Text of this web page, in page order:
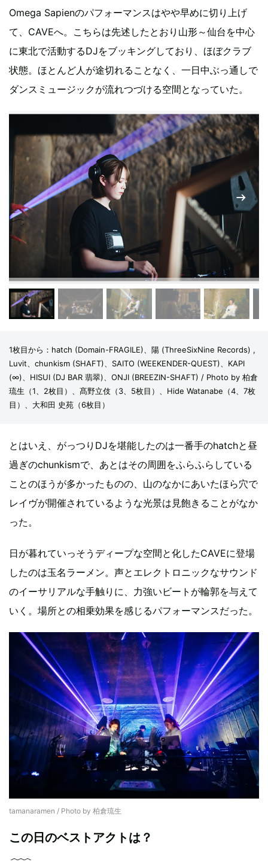
Omega Sapienのパフォーマンスはやや早めに切り上げ
て、CAVEへ。こちらは先述したとおり山形～仙台を中心
に東北で活動するDJをブッキングしており、ほぼクラブ
状態。ほとんど人が途切れることなく、一日中ぶっ通しで
ダンスミュージックが流れつづける空間となっていた。
1枚目から：hatch (Domain-FRAGILE)、陽 (ThreeSixNine Records) ,
Luvit、chunkism (SHAFT)、SAITO (WEEKENDER-QUEST)、KAPI
(∞)、HISUI (DJ BAR 翡翠)、ONJI (BREEZIN-SHAFT) / Photo by 柏倉
琉生（1、2枚目）、髙野立伎（3、5枚目）、Hide Watanabe（4、7枚
目）、大和田 史苑（6枚目）
とはいえ、がっつりDJを堪能したのは一番手のhatchと昼
過ぎのchunkismで、あとはその周囲をふらふらしている
ことのほうが多かったものの、山のなかにあいたほら穴で
レイヴが開催されているような光景は見飽きることがなか
った。
日が暮れていっそうディープな空間と化したCAVEに登場
したのは玉名ラーメン。声とエレクトロニックなサウンド
のイーサリアルな手触りに、力強いビートが輪郭を与えて
いく。場所との相乗効果を感じるパフォーマンスだった。
tamanaramen / Photo by 柏倉琉生
この日のベストアクトは？